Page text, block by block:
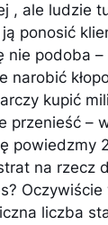
, ale ludzie
ponosić
nie podoba –
narobić
kupić
przenieść –
powiedzmy
na rzecz
Oczywiście
liczba